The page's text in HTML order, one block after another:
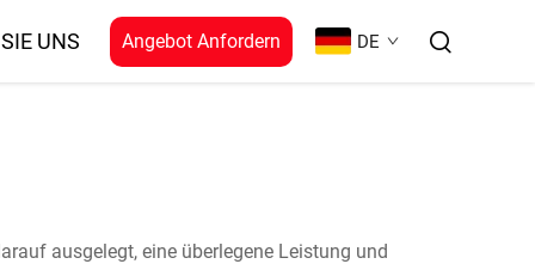
UNS Angebot Anfordern DE
ausgelegt, eine überlegene Leistung und